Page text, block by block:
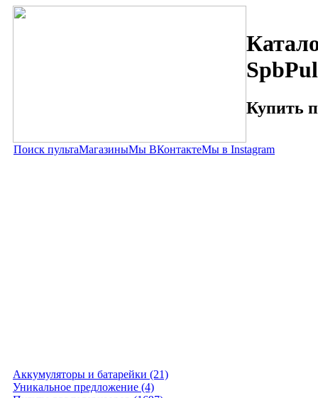
Купить
Поиск пультаМагазиныМы ВКонтактеМы в Instagram
Аккумуляторы и батарейки (21)
Уникальное предложение (4)